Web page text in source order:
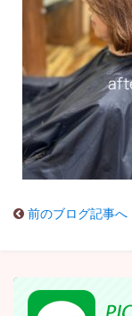
前のブログ記事へ